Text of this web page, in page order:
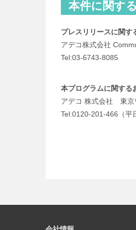
本件に関す
プレスリリースに関す
アデコ株式会社
Tel:03-6743-8085
本プログラムに関する
アデコ 株式会社 東京
Tel:0120-201-466（平